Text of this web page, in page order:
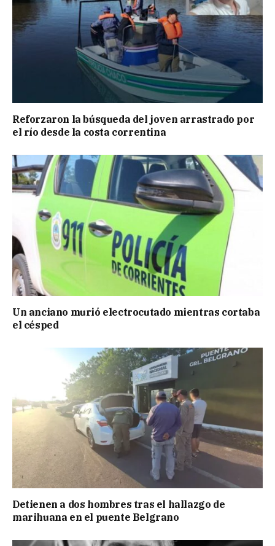
Reforzaron la búsqueda del joven arrastrado por
el río desde la costa correntina
Un anciano murió electrocutado mientras cortaba
el césped
Detienen a dos hombres tras el hallazgo de
marihuana en el puente Belgrano